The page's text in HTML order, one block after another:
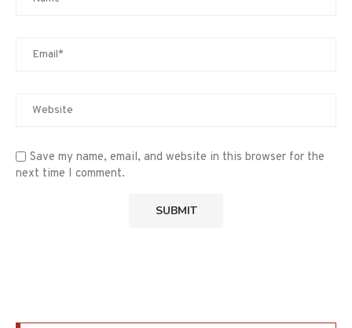
Save my name, email, and website in this browser for the
next time I comment.